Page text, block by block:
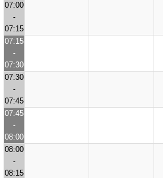
07:00
-
07:15
07:15
-
07:30
07:30
-
07:45
07:45
-
08:00
08:00
-
08:15